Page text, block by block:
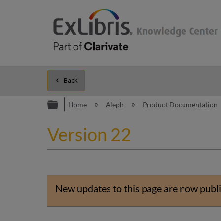
Back
Expand/collapse global
Home Aleph Product Documentation
Version 22
New updates to this page are now